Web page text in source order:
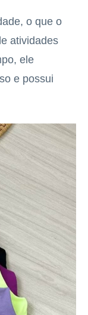
o que o
atividades
ele
e possui